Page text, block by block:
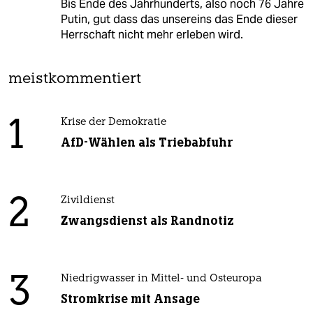
Bis Ende des Jahrhunderts, also noch 76 Jahre
Putin, gut dass das unsereins das Ende dieser
Herrschaft nicht mehr erleben wird.
meistkommentiert
1 Krise der Demokratie
AfD-Wählen als Triebabfuhr
2 Zivildienst
Zwangsdienst als Randnotiz
3 Niedrigwasser in Mittel- und Osteuropa
Stromkrise mit Ansage